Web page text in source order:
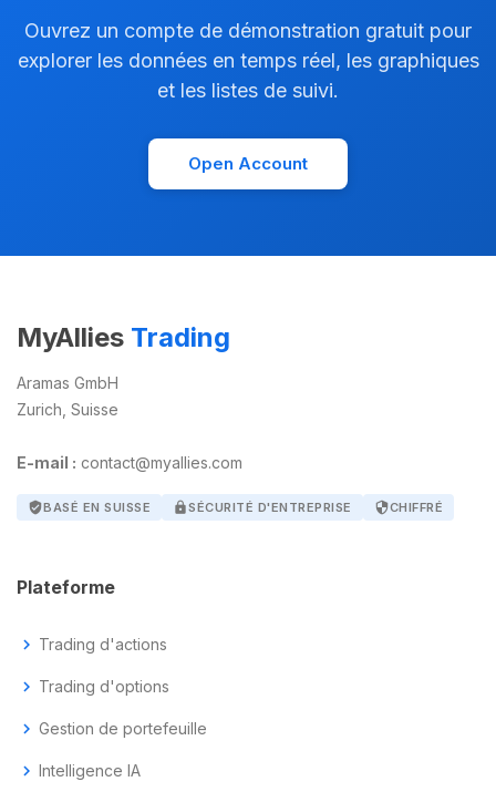
Ouvrez un compte de démonstration gratuit pour
explorer les données en temps réel, les graphiques
et les listes de suivi.
Open Account
MyAllies Trading
Aramas GmbH
Zurich, Suisse
E-mail : contact@myallies.com
verified_userBASÉ EN SUISSE lockSÉCURITÉ D'ENTREPRISE securityCHIFFRÉ
Plateforme
chevron_right Trading d'actions
chevron_right Trading d'options
chevron_right Gestion de portefeuille
chevron_right Intelligence IA